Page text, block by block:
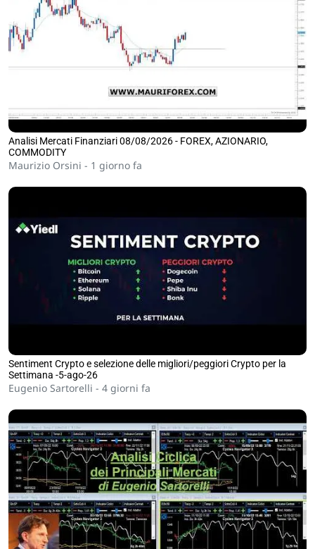
Analisi Mercati Finanziari 08/08/2026 - FOREX, AZIONARIO,
COMMODITY
Maurizio Orsini - 1 giorno fa
Sentiment Crypto e selezione delle migliori/peggiori Crypto per la
Settimana -5-ago-26
Eugenio Sartorelli - 4 giorni fa